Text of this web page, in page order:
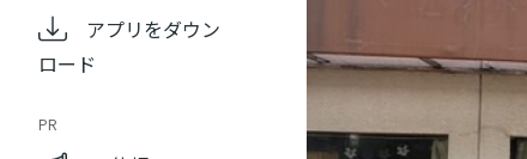
アプリをダウン
ロード
PR